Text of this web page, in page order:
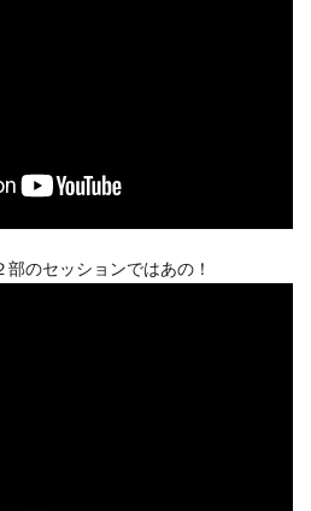
のセッションではあの！